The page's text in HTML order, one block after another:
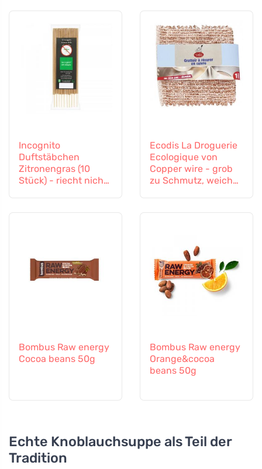
Incognito
Duftstäbchen
Zitronengras (10
Stück) - riecht nicht
Ecodis La Droguerie
Ecologique von
Copper wire - grob
zu Schmutz, weich
Bombus Raw energy
Cocoa beans 50g
Bombus Raw energy
Orange&cocoa
beans 50g
Echte Knoblauchsuppe als Teil der
Tradition